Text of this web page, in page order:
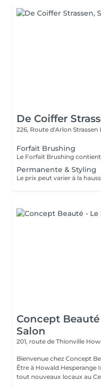
De Coiffer
226, Route d'Arlon Strassen
Forfait Brushing
Permanente & Styling
Concept
Salon
201, route de Thionville
Bienvenue chez Concept Beauté L'Expérience
Être à Howald Hesperange
tout nouveaux locaux au